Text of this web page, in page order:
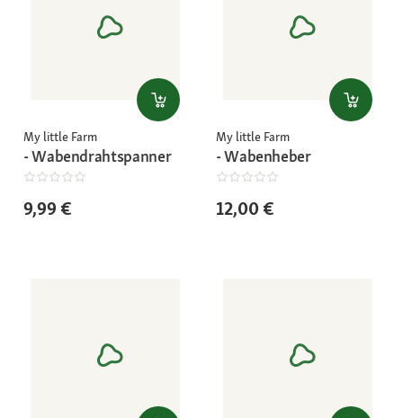
My little Farm
- Wabendrahtspanner
9,99 €
My little Farm
- Wabenheber
12,00 €